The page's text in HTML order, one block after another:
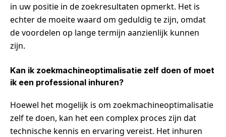
in uw positie in de zoekresultaten opmerkt. Het is
echter de moeite waard om geduldig te zijn, omdat
de voordelen op lange termijn aanzienlijk kunnen
zijn.
Kan ik zoekmachineoptimalisatie zelf doen of moet
ik een professional inhuren?
Hoewel het mogelijk is om zoekmachineoptimalisatie
zelf te doen, kan het een complex proces zijn dat
technische kennis en ervaring vereist. Het inhuren